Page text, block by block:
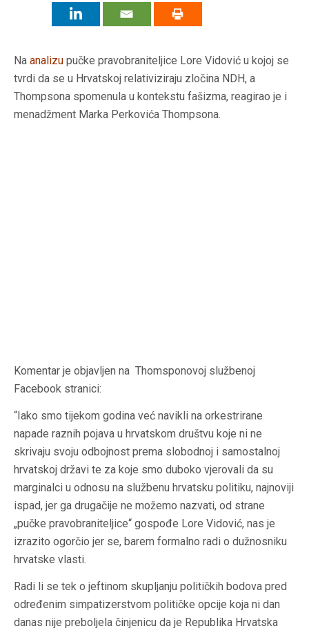
Na analizu pučke pravobraniteljice Lore Vidović u kojoj se
tvrdi da se u Hrvatskoj relativiziraju zločina NDH, a
Thompsona spomenula u kontekstu fašizma, reagirao je i
menadžment Marka Perkovića Thompsona.
Komentar je objavljen na Thomsponovoj službenoj
Facebook stranici:
“Iako smo tijekom godina već navikli na orkestrirane
napade raznih pojava u hrvatskom društvu koje ni ne
skrivaju svoju odbojnost prema slobodnoj i samostalnoj
hrvatskoj državi te za koje smo duboko vjerovali da su
marginalci u odnosu na službenu hrvatsku politiku, najnoviji
ispad, jer ga drugačije ne možemo nazvati, od strane
„pučke pravobraniteljice“ gospođe Lore Vidović, nas je
izrazito ogorčio jer se, barem formalno radi o dužnosniku
hrvatske vlasti.
Radi li se tek o jeftinom skupljanju političkih bodova pred
određenim simpatizerstvom političke opcije koja ni dan
danas nije preboljela činjenicu da je Republika Hrvatska